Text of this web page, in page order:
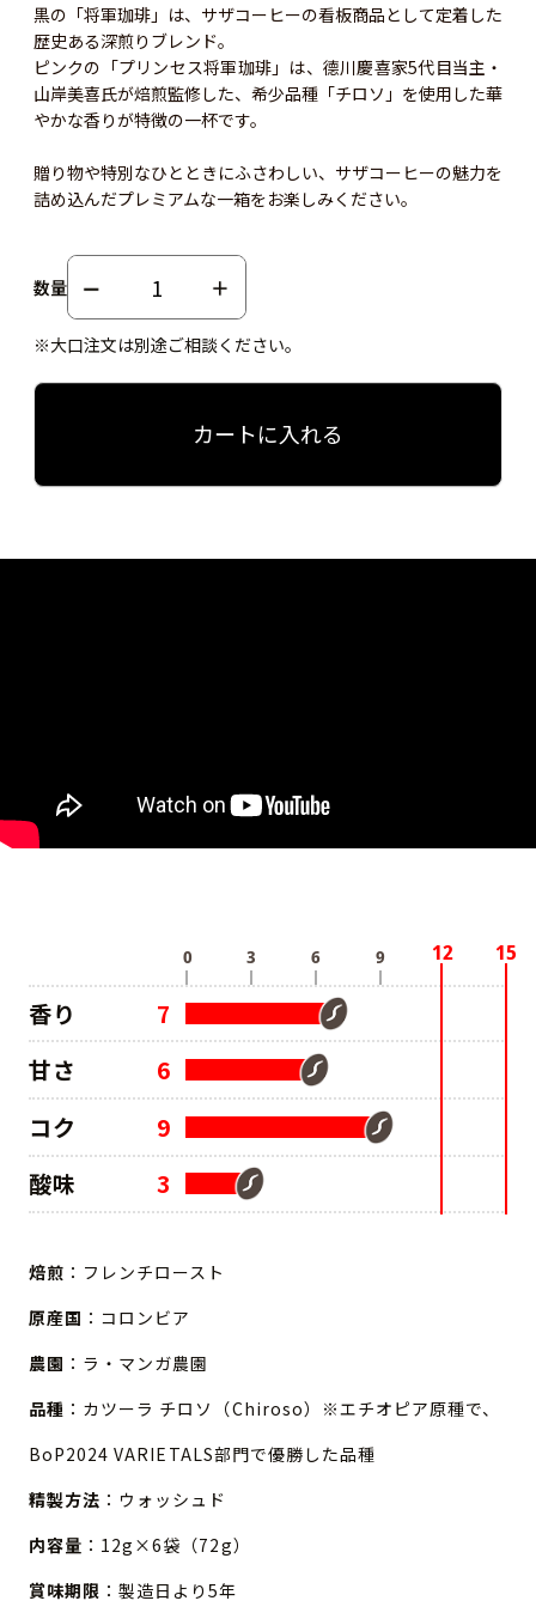
黒の「将軍珈琲」は、サザコーヒーの看板商品として定着した
歴史ある深煎りブレンド。
ピンクの「プリンセス将軍珈琲」は、德川慶喜家5代目当主・
山岸美喜氏が焙煎監修した、希少品種「チロソ」を使用した華
やかな香りが特徴の一杯です。
贈り物や特別なひとときにふさわしい、サザコーヒーの魅力を
詰め込んだプレミアムな一箱をお楽しみください。
数量
※大口注文は別途ご相談ください。
カートに入れる
香り
7
甘さ
6
コク
9
酸味
3
焙煎 ：フレンチロースト
原産国 ：コロンビア
農園 ：ラ・マンガ農園
品種 ：カツーラ チロソ（Chiroso）※エチオピア原種で、
BoP2024 VARIETALS部門で優勝した品種
精製方法 ：ウォッシュド
内容量 ：12g×6袋（72g）
賞味期限 ：製造日より5年